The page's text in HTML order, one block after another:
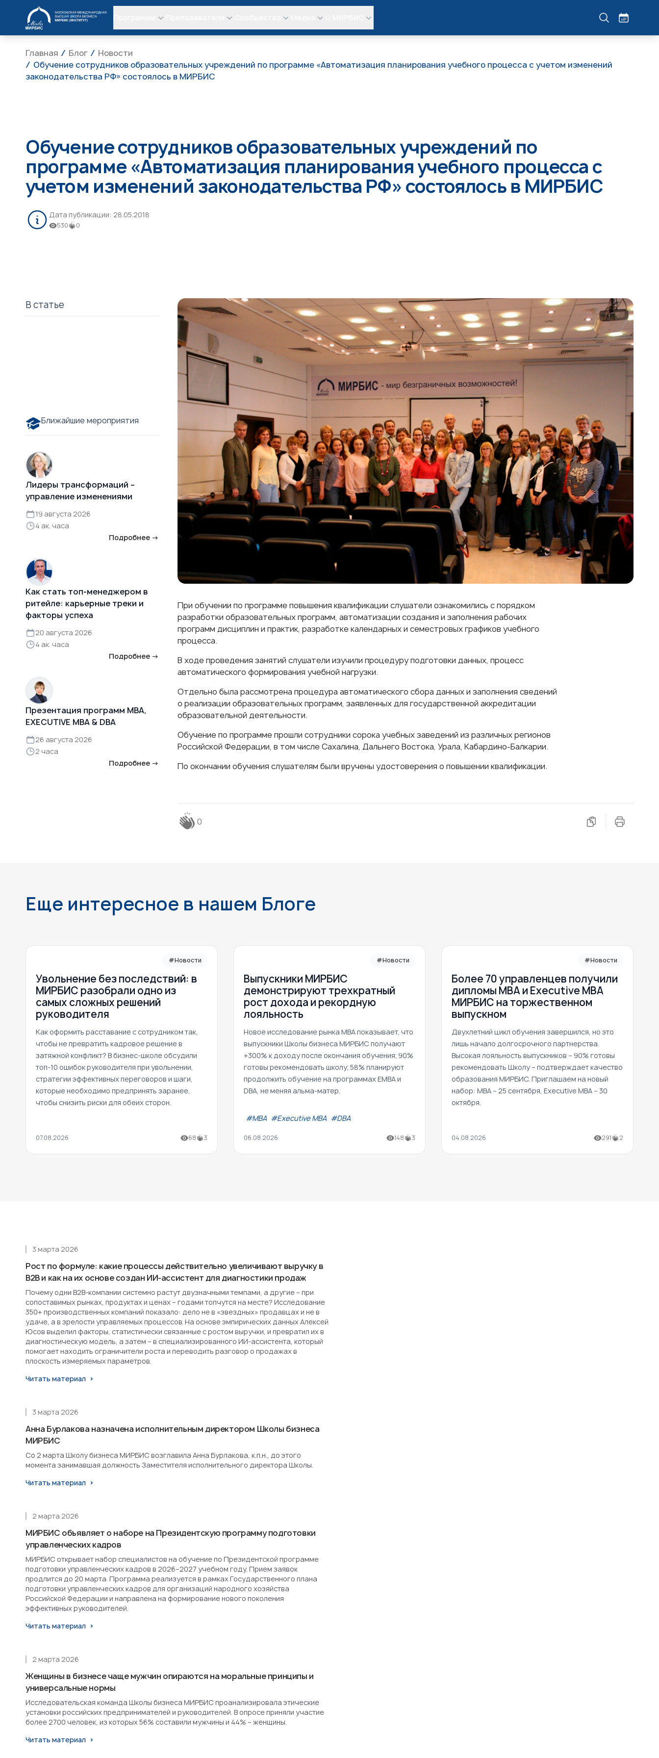
МИРБИС
Главная Блог
Новости
Обучение сотрудников образовательных учреждений по программе «Автоматизация планирования учебного процесса с учетом изменений
законодательства РФ» состоялось в МИРБИС
Обучение сотрудников образовательных учреждений по
программе «Автоматизация планирования учебного процесса с
учетом изменений законодательства РФ» состоялось в МИРБИС
Дата публикации: 28.05.2018
530 0
В статье
При обучении по программе повышения квалификации слушатели ознакомились с порядком
разработки образовательных программ, автоматизации создания и заполнения рабочих
программ дисциплин и практик, разработке календарных и семестровых графиков учебного
процесса.
В ходе проведения занятий слушатели изучили процедуру подготовки данных, процесс
автоматического формирования учебной нагрузки.
Отдельно была рассмотрена процедура автоматического сбора данных и заполнения сведений
о реализации образовательных программ, заявленных для государственной аккредитации
образовательной деятельности.
Обучение по программе прошли сотрудники сорока учебных заведений из различных регионов
Российской Федерации, в том числе Сахалина, Дальнего Востока, Урала, Кабардино-Балкарии.
По окончании обучения слушателям были вручены удостоверения о повышении квалификации.
Ближайшие мероприятия
Лидеры трансформаций –
управление изменениями
19 августа 2026
4 ак. часа
Подробнее →
Как стать топ-менеджером в
ритейле: карьерные треки и
факторы успеха
20 августа 2026
4 ак. часа
Подробнее →
Презентация программ MBA,
EXECUTIVE MBA & DBA
26 августа 2026
2 часа
Подробнее →
0
Еще интересное в нашем Блоге
#Новости
Увольнение без последствий: в
МИРБИС разобрали одно из
самых сложных решений
руководителя
Как оформить расставание с сотрудником так,
чтобы не превратить кадровое решение в
затяжной конфликт? В бизнес-школе обсудили
топ-10 ошибок руководителя при увольнении,
стратегии эффективных переговоров и шаги,
которые необходимо предпринять заранее,
чтобы снизить риски для обеих сторон.
07.08.2026 68 3
#Новости
Выпускники МИРБИС
демонстрируют трехкратный
рост дохода и рекордную
лояльность
Новое исследование рынка MBA показывает, что
выпускники Школы бизнеса МИРБИС получают
+300% к доходу после окончания обучения; 90%
готовы рекомендовать школу; 58% планируют
продолжить обучение на программах EMBA и
DBA, не меняя альма-матер.
#МВА #Executive MBA #DBA
06.08.2026 148 3
#Новости
Более 70 управленцев получили
дипломы MBA и Executive MBA
МИРБИС на торжественном
выпускном
Двухлетний цикл обучения завершился, но это
лишь начало долгосрочного партнерства.
Высокая лояльность выпускников – 90% готовы
рекомендовать Школу – подтверждает качество
образования МИРБИС. Приглашаем на новый
набор: MBA – 25 сентября, Executive MBA – 30
октября.
04.08.2026 291 2
Рост по формуле: какие процессы действительно увеличивают выручку в
B2B и как на их основе создан ИИ-ассистент для диагностики продаж
3 марта 2026
Почему одни B2B-компании системно растут двузначными темпами, а другие – при
сопоставимых рынках, продуктах и ценах – годами топчутся на месте? Исследование
350+ производственных компаний показало: дело не в «звездных» продавцах и не в
удаче, а в зрелости управляемых процессов. На основе эмпирических данных Алексей
Юсов выделил факторы, статистически связанные с ростом выручки, и превратил их в
диагностическую модель, а затем – в специализированного ИИ-ассистента, который
помогает находить ограничители роста и переводить разговор о продажах в
плоскость измеряемых параметров.
Читать материал
Анна Бурлакова назначена исполнительным директором Школы бизнеса
МИРБИС
3 марта 2026
Со 2 марта Школу бизнеса МИРБИС возглавила Анна Бурлакова, к.п.н., до этого
момента занимавшая должность Заместителя исполнительного директора Школы.
Читать материал
МИРБИС объявляет о наборе на Президентскую программу подготовки
управленческих кадров
2 марта 2026
МИРБИС открывает набор специалистов на обучение по Президентской программе
подготовки управленческих кадров в 2026–2027 учебном году. Прием заявок
продлится до 20 марта. Программа реализуется в рамках Государственного плана
подготовки управленческих кадров для организаций народного хозяйства
Российской Федерации и направлена на формирование нового поколения
эффективных руководителей.
Читать материал
Женщины в бизнесе чаще мужчин опираются на моральные принципы и
универсальные нормы
2 марта 2026
Исследовательская команда Школы бизнеса МИРБИС проанализировала этические
установки российских предпринимателей и руководителей. В опросе приняли участие
более 2700 человек, из которых 56% составили мужчины и 44% – женщины.
Читать материал